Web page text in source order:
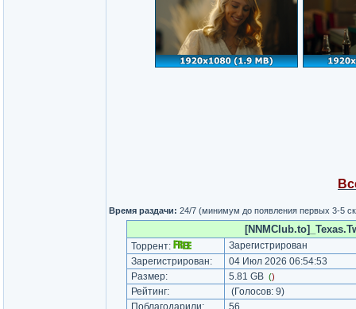
Время раздачи: 24/7 (минимум до появления первых 3-5
Торрент:
Зарегистрирован
Зарегистрирован:
04 Июл 2026 06:54:53
Размер:
5.81 GB ()
Рейтинг: (Голосов: 9)
Поблагодарили:
56